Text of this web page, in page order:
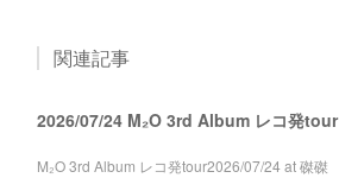
関連記事
2026/07/24 M₂O 3rd Album レコ発tour
M₂O 3rd Album レコ発tour2026/07/24 at 磔磔